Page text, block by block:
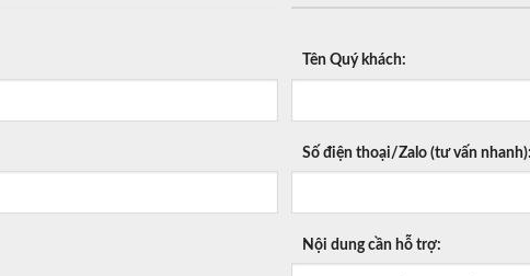
Tên Quý khách:
Số điện thoại/Zalo (tư vấn
Nội dung cần hỗ trợ: